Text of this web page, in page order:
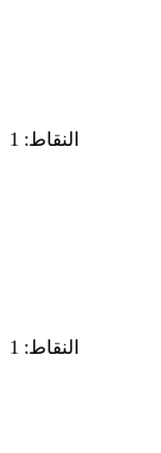
النقاط: 1
النقاط: 1